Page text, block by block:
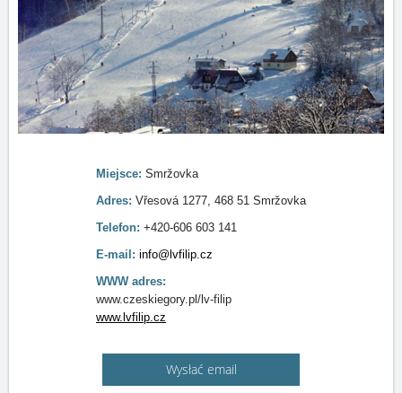
Miejsce: Smržovka
Adres: Vřesová 1277, 468 51 Smržovka
Telefon: +420-606 603 141
E-mail: info@lvfilip.cz
WWW adres:
www.czeskiegory.pl/lv-filip
www.lvfilip.cz
Wysłać email